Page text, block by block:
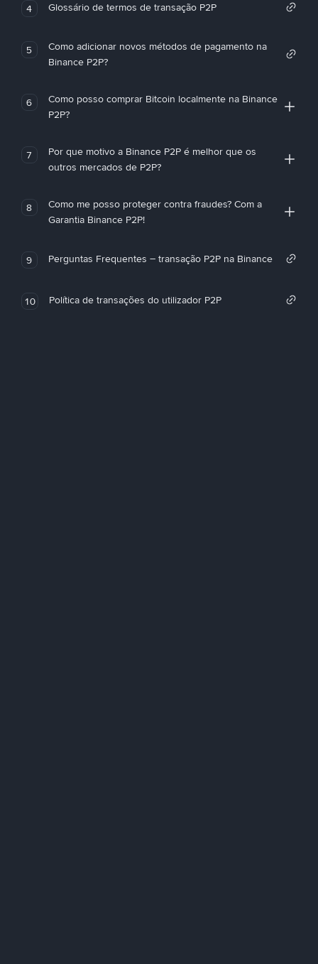
4 Glossário de termos de transação P2P
5
Como adicionar novos métodos de pagamento na
Binance P2P?
6
Como posso comprar Bitcoin localmente na Binance
P2P?
7
Por que motivo a Binance P2P é melhor que os
outros mercados de P2P?
8
Como me posso proteger contra fraudes? Com a
Garantia Binance P2P!
9 Perguntas Frequentes – transação P2P na Binance
10 Política de transações do utilizador P2P